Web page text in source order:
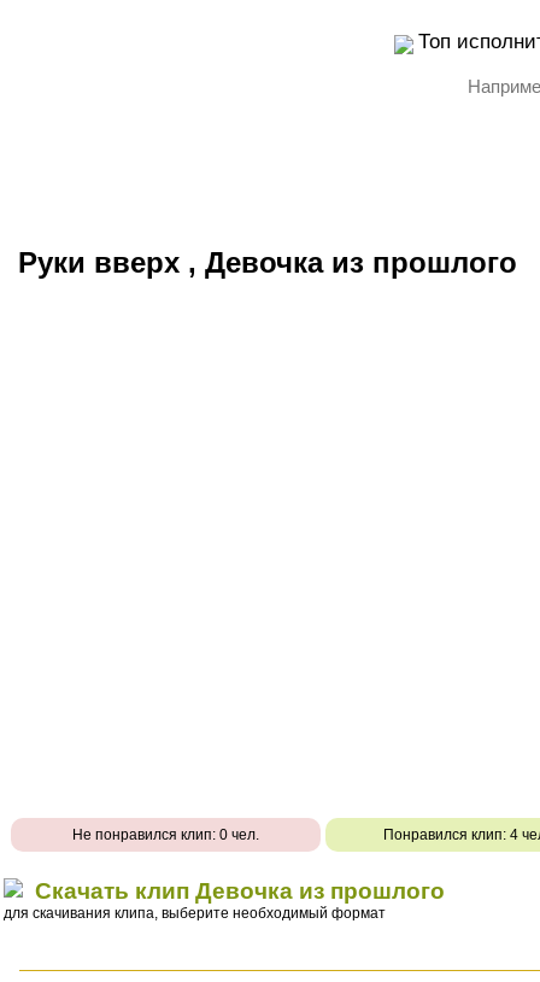
Топ
Руки вверх , Девочка из прошлого
Не понравился клип: 0 чел. Понравился клип: 4
Скачать клип Девочка из прошлого
для скачивания клипа, выберите необходимый формат